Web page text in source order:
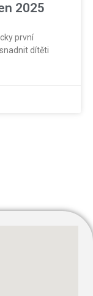
2025
první
dítěti